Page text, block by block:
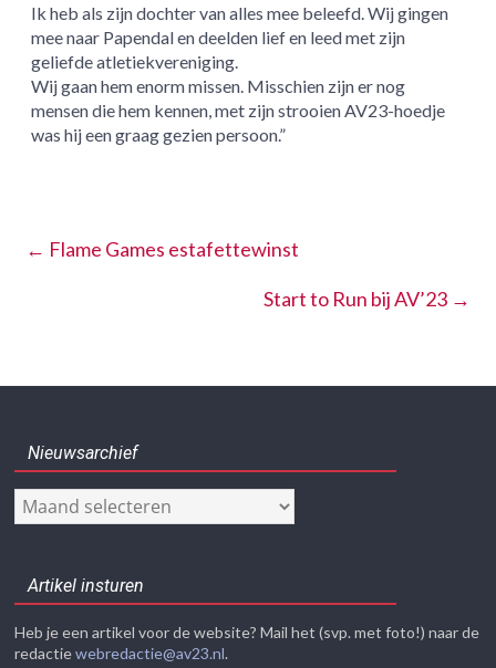
Ik heb als zijn dochter van alles mee beleefd. Wij gingen
mee naar Papendal en deelden lief en leed met zijn
geliefde atletiekvereniging.
Wij gaan hem enorm missen. Misschien zijn er nog
mensen die hem kennen, met zijn strooien AV23-hoedje
was hij een graag gezien persoon.”
← Flame Games estafettewinst
Start to Run bij AV’23 →
Nieuwsarchief
Nieuwsarchief
Artikel insturen
Heb je een artikel voor de website? Mail het (svp. met foto!) naar de
redactiewebredactie@av23.nl.